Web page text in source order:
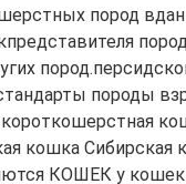
пород
породы
кошка
КОШЕК у